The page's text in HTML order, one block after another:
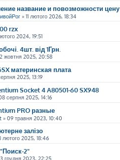
название и повозможности цену
» 11 лютого 2026, 18:34
rzx
2024, 19:51
4шт. від 1Грн.
жовтня 2025, 20:58
материнская плата
2025, 13:19
Socket 4 A80501-60 SX948
серпня 2025, 14:16
PRO разные
» 09 травня 2023, 10:40
залізо
лютого 2025, 18:46
2"
грудня 2023, 22:25